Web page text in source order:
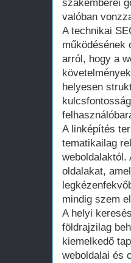
szakemberei
valóban
A technikai
működésének
arról, hogy a
helyesen
A linképítés
tematikailag
weboldalaktól.
oldalakat,
mindig szem
A helyi
földrajzilag
kiemelkedő
weboldalai és